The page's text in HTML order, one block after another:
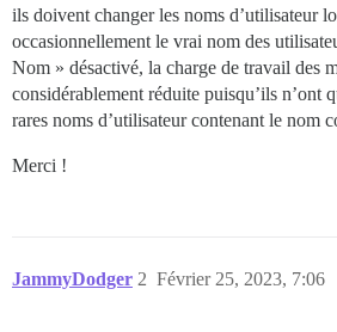
ils doivent changer les noms d’utilisateur
occasionnellement le vrai nom des
Nom » désactivé, la charge de travail des
considérablement réduite puisqu’ils n’ont
rares noms d’utilisateur contenant le nom
Merci !
JammyDodger Février 25, 2023, 7:06
2